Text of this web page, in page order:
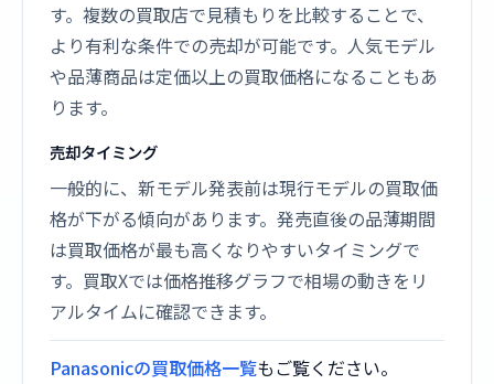
す。複数の買取店で見積もりを比較することで、
より有利な条件での売却が可能です。人気モデル
や品薄商品は定価以上の買取価格になることもあ
ります。
売却タイミング
一般的に、新モデル発表前は現行モデルの買取価
格が下がる傾向があります。発売直後の品薄期間
は買取価格が最も高くなりやすいタイミングで
す。買取Xでは価格推移グラフで相場の動きをリ
アルタイムに確認できます。
Panasonicの買取価格一覧もご覧ください。